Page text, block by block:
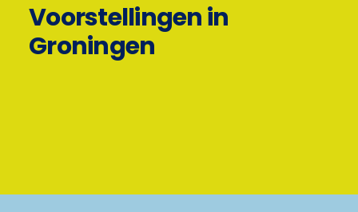
Voorstellingen in
Groningen